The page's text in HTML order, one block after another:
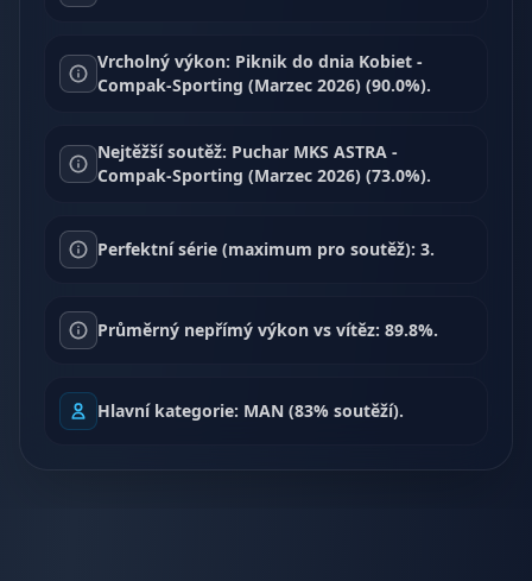
Vrcholný výkon: Piknik do dnia Kobiet -
Compak-Sporting (Marzec 2026) (90.0%).
Nejtěžší soutěž: Puchar MKS ASTRA -
Compak-Sporting (Marzec 2026) (73.0%).
Perfektní série (maximum pro soutěž): 3.
Průměrný nepřímý výkon vs vítěz: 89.8%.
Hlavní kategorie: MAN (83% soutěží).